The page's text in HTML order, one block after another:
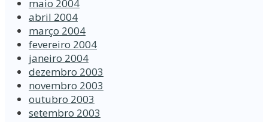
maio 2004
abril 2004
março 2004
fevereiro 2004
janeiro 2004
dezembro 2003
novembro 2003
outubro 2003
setembro 2003